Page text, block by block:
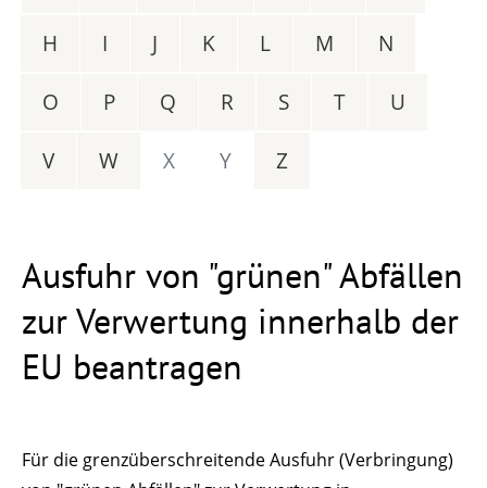
H I J K L M N
O P Q R S T U
V W X Y Z
Ausfuhr von "grünen" Abfällen
zur Verwertung innerhalb der
EU beantragen
Für die grenzüberschreitende Ausfuhr (Verbringung)